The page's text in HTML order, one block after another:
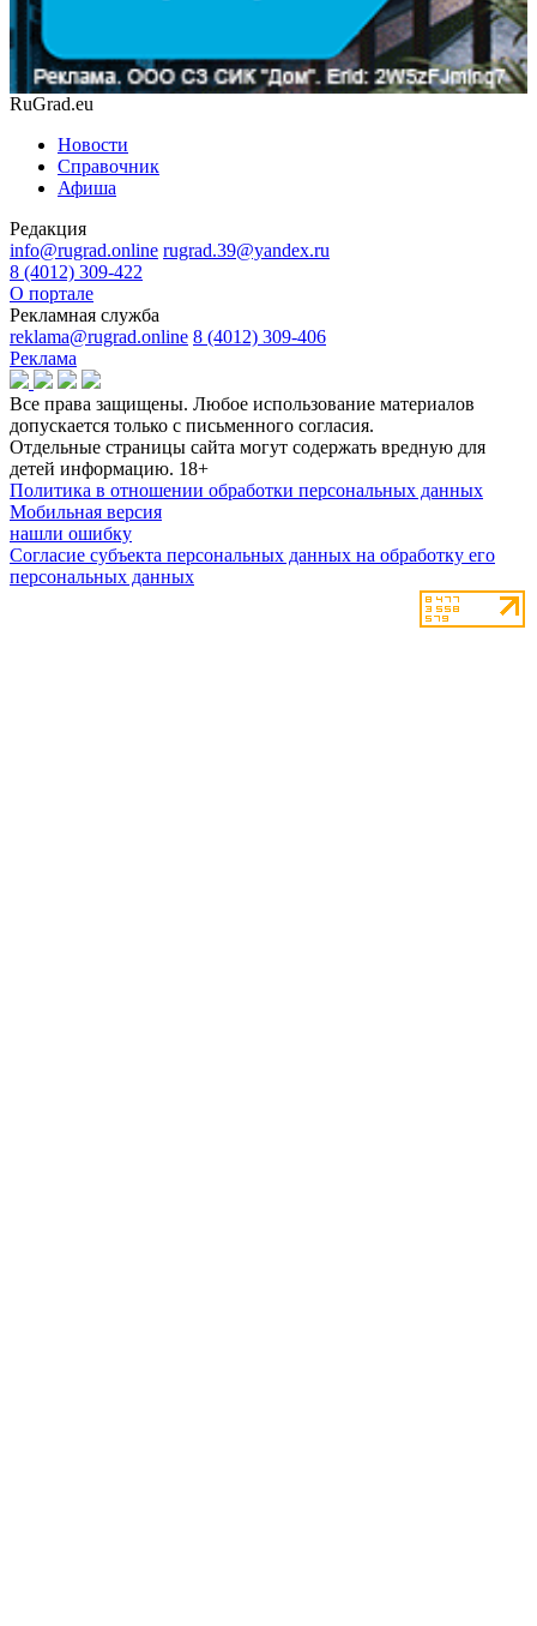
RuGrad.eu
Новости
Справочник
Афиша
Редакция
info@rugrad.online rugrad.39@yandex.ru
8 (4012) 309-422
О портале
Рекламная служба
reklama@rugrad.online 8 (4012) 309-406
Реклама
Все права защищены. Любое использование материалов
допускается только с письменного согласия.
Отдельные страницы сайта могут содержать вредную для
детей информацию. 18+
Политика в отношении обработки персональных данных
Мобильная версия
нашли ошибку
Согласие субъекта персональных данных на обработку его
персональных данных